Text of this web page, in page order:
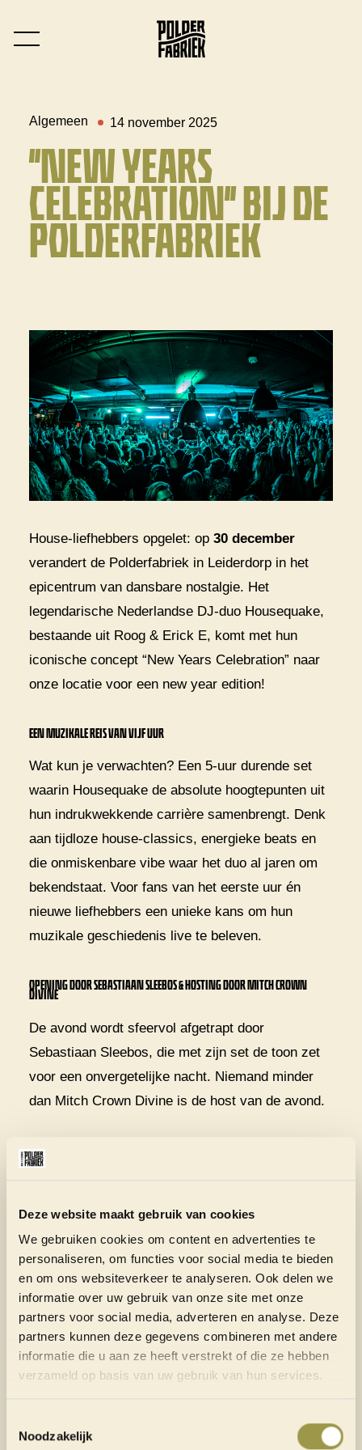
Deze website maakt gebruik van cookies
We gebruiken cookies om content en advertenties te
personaliseren, om functies voor social media te bieden
en om ons websiteverkeer te analyseren. Ook delen we
informatie over uw gebruik van onze site met onze
partners voor social media, adverteren en analyse. Deze
partners kunnen deze gegevens combineren met andere
informatie die u aan ze heeft verstrekt of die ze hebben
verzameld op basis van uw gebruik van hun services.
Noodzakelijk
Algemeen 14 november 2025
“NEW YEARS
CELEBRATION” BIJ DE
POLDERFABRIEK
House-liefhebbers opgelet: op30 december
verandert de Polderfabriek in Leiderdorp in het
epicentrum van dansbare nostalgie. Het
legendarische Nederlandse DJ-duo Housequake,
bestaande uit Roog & Erick E, komt met hun
iconische concept “New Years Celebration” naar
onze locatie voor een new year edition!
EEN MUZIKALE REIS VAN VIJF UUR
Wat kun je verwachten? Een 5-uur durende set
waarin Housequake de absolute hoogtepunten uit
hun indrukwekkende carrière samenbrengt. Denk
aan tijdloze house-classics, energieke beats en
die onmiskenbare vibe waar het duo al jaren om
bekendstaat. Voor fans van het eerste uur én
nieuwe liefhebbers een unieke kans om hun
muzikale geschiedenis live te beleven.
OPENING DOOR SEBASTIAAN SLEEBOS & HOSTING DOOR MITCH CROWN
DIVINE
De avond wordt sfeervol afgetrapt door
Sebastiaan Sleebos, die met zijn set de toon zet
voor een onvergetelijke nacht. Niemand minder
dan Mitch Crown Divine is de host van de avond.
TICKETS: WEES ER OP TIJD BIJ
Tickets zijn verkrijgbaar aan de deur, maar op =
op. Verwacht een exclusieve avond vol sfeer,
Zorg dan dat je op tijd komt, want dit wordt zonder
twijfel een avond die je niet wilt missen.
Bestel hier je tickets >